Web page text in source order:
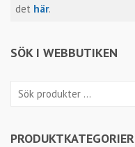
det här.
SÖK I WEBBUTIKEN
Sök
PRODUKTKATEGORIER